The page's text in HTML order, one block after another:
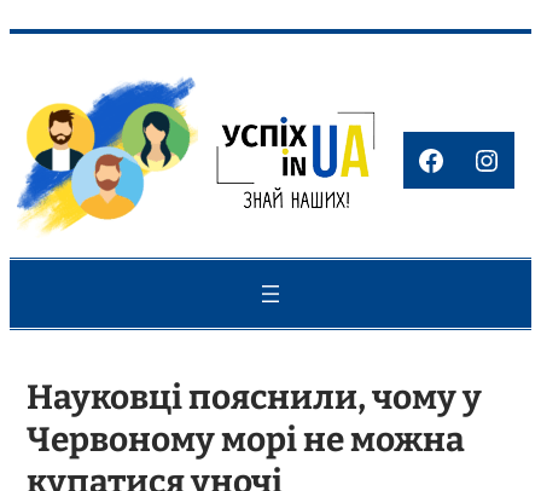
вмісту
Науковці пояснили, чому у
Червоному морі не можна
купатися уночі